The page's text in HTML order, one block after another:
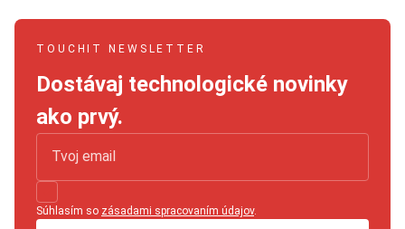
TOUCHIT NEWSLETTER
Dostávaj technologické novinky
ako prvý.
Súhlasím so zásadami spracovaním údajov.